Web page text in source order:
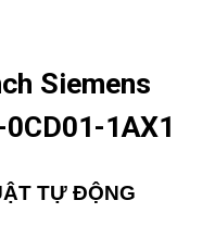
Siemens
1AX1
TỰ ĐỘNG